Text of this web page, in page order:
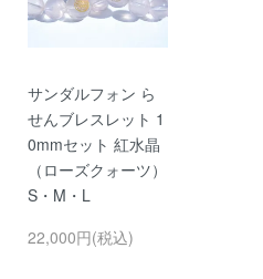
サンダルフォン ら
せんブレスレット 1
0mmセット 紅水晶
（ローズクォーツ）
S・M・L
22,000円(税込)